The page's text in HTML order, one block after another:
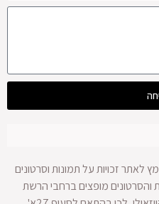
לאתר זכויות על תמונות וסרטונים
והסרטונים מופצים ברחבי הרשת